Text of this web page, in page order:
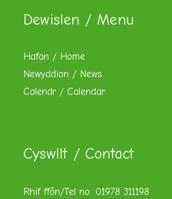
Dewislen / Menu
Hafan / Home
Newyddion / News
Calendr / Calendar
Cyswllt / Contact
Rhif ffôn/Tel no: 01978 311198